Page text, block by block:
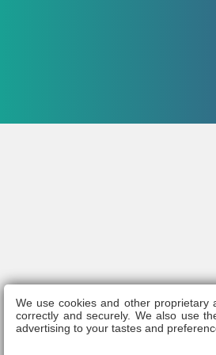
We use cookies and other proprietary
correctly and securely. We also use
advertising to your tastes and